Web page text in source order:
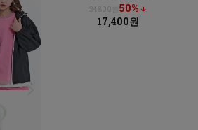
34,800원50% ↓
17,400원